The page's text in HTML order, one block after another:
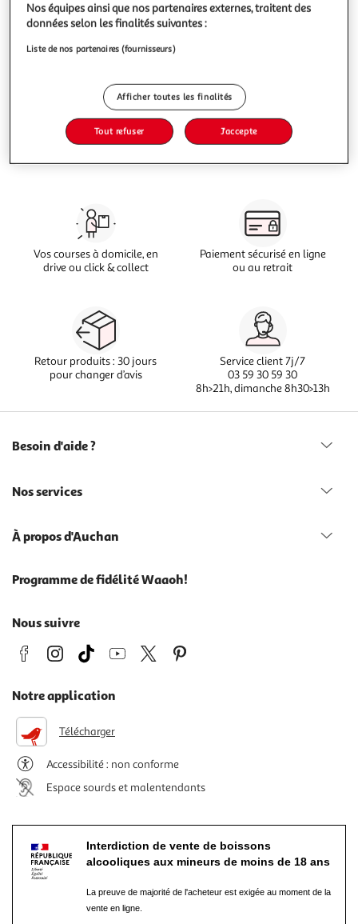
Afficher le prix
Avis clients
Vos courses à domicile, en
drive ou click & collect
Paiement sécurisé en ligne
ou au retrait
Retour produits : 30 jours
pour changer d’avis
Service client 7j/7
03 59 30 59 30
8h>21h, dimanche 8h30>13h
Besoin d'aide ?
Nos services
À propos d'Auchan
Programme de fidélité Waaoh!
Nous suivre
Notre application
Télécharger
Accessibilité : non conforme
Espace sourds et malentendants
Interdiction de vente de boissons
alcooliques aux mineurs de moins de 18 ans
La preuve de majorité de l'acheteur est exigée au moment de la
vente en ligne.
Nos équipes ainsi que nos partenaires externes, traitent des
données selon les finalités suivantes :
Liste de nos partenaires (fournisseurs)
Afficher toutes les finalités
Tout refuser J'accepte